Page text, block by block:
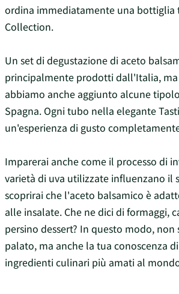
ordina immediatamente una bottiglia
Collection.
Un set di degustazione di aceto
principalmente prodotti dall'Italia, ma
abbiamo anche aggiunto alcune
Spagna. Ogni tubo nella elegante
un'esperienza di gusto
Imparerai anche come il processo di
varietà di uva utilizzate influenzano il
scoprirai che l'aceto balsamico è
alle insalate. Che ne dici di formaggi,
persino dessert? In questo modo,
palato, ma anche la tua conoscenza
ingredienti culinari più amati al